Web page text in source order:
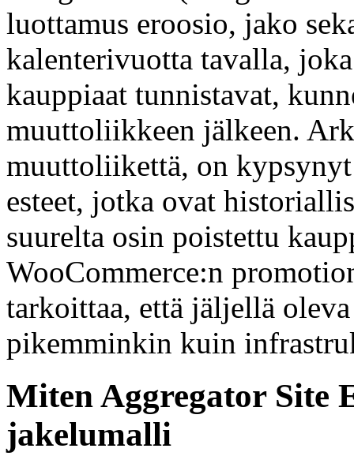
luottamus eroosio, jako
kalenterivuotta tavalla,
kauppiaat tunnistavat,
muuttoliikkeen jälkeen.
muuttoliikettä, on kypsynyt
esteet, jotka ovat
suurelta osin poistettu
WooCommerce:n
tarkoittaa, että jäljellä
pikemminkin kuin
Miten Aggregator Site
jakelumalli